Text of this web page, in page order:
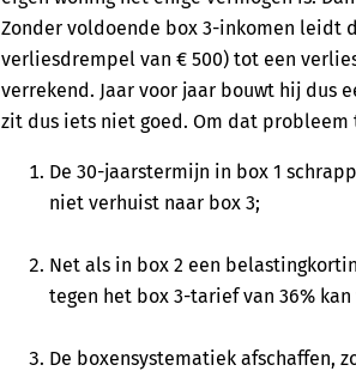
Zonder voldoende box 3-inkomen leidt
verliesdrempel van € 500) tot een
verrekend. Jaar voor jaar bouwt hij dus
zit dus iets niet goed. Om dat
De 30-jaarstermijn in box 1
niet verhuist naar box 3;
Net als in box 2 een
tegen het box 3-tarief van 36%
De boxensystematiek afschaffen,